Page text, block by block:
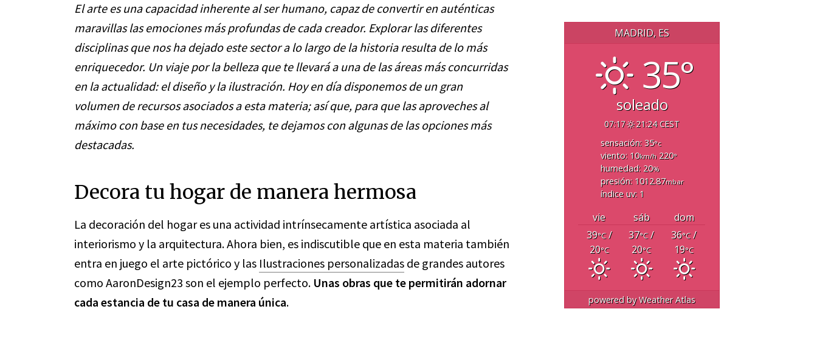
El arte es una capacidad inherente al ser humano, capaz de convertir en auténticas
maravillas las emociones más profundas de cada creador. Explorar las diferentes
disciplinas que nos ha dejado este sector a lo largo de la historia resulta de lo más
enriquecedor. Un viaje por la belleza que te llevará a una de las áreas más concurridas
en la actualidad: el diseño y la ilustración. Hoy en día disponemos de un gran
volumen de recursos asociados a esta materia; así que, para que las aproveches al
máximo con base entus necesidades, te dejamos con algunas de las opciones más
destacadas.
Decora tu hogar de manera hermosa
La decoración del hogar es una actividad intrínsecamente artística asociada al
interiorismo y la arquitectura. Ahora bien, es indiscutible que en esta materia también
entra en juego el arte pictórico y las Ilustraciones personalizadas de grandes autores
como AaronDesign23 son el ejemplo perfecto. Unas obras que te permitirán adornar
cada estancia de tu casa de manera única.
MADRID, ES
35°
soleado
07:17
21:24 CEST
sensación: 35°c
viento: 10km/h220°
humedad: 20%
presión: 1012.87mbar
índice uv: 1
vie sáb
dom
39°C/
20°C
37°C/
20°C
36°C/
19°C
powered byWeather Atlas